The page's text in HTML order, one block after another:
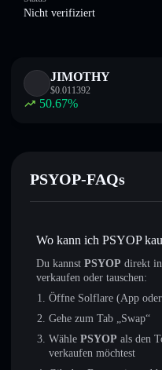
Nicht verifiziert
JIMOTHY
$0.011392
50.67%
PSYOP-FAQs
Wo kann ich PSYOP
Du kannst PSYOP direkt
verkaufen oder tauschen:
Öffne Solflare (App
Gehe zum Tab „Swap“
Wähle PSYOP als den
verkaufen möchtest